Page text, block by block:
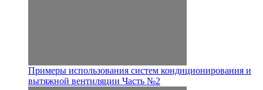
Примеры использования систем кондиционирования и
вытяжной вентиляции Часть №2